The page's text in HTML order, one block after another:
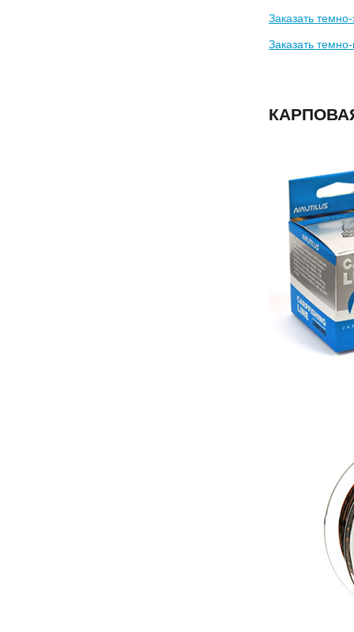
Заказать
Заказать